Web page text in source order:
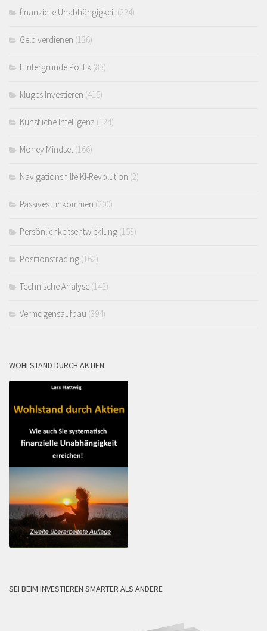
finanzielle Unabhängigkeit (224)
Geld verdienen (126)
Hintergründe Politik (83)
kluges Investieren (415)
Künstliche Intelligenz (124)
Money Mindset (166)
Navigationshilfe KI-Revolution (2)
Passives Einkommen (200)
Persönlichkeitsentwicklung (153)
Positionstrading (162)
Technische Analyse (142)
Vermögensaufbau (394)
WOHLSTAND DURCH AKTIEN
SEI BEIM INVESTIEREN SMARTER ALS ANDERE